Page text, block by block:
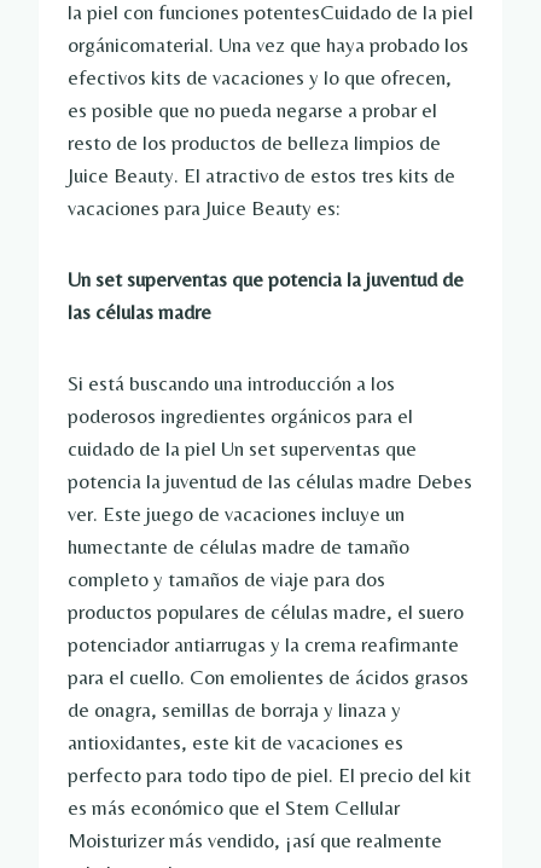
la piel con funciones potentesCuidado de la piel
orgánicomaterial. Una vez que haya probado los
efectivos kits de vacaciones y lo que ofrecen,
es posible que no pueda negarse a probar el
resto de los productos de belleza limpios de
Juice Beauty. El atractivo de estos tres kits de
vacaciones para Juice Beauty es:
Un set superventas que potencia la juventud de
las células madre
Si está buscando una introducción a los
poderosos ingredientes orgánicos para el
cuidado de la piel Un set superventas que
potencia la juventud de las células madre Debes
ver. Este juego de vacaciones incluye un
humectante de células madre de tamaño
completo y tamaños de viaje para dos
productos populares de células madre, el suero
potenciador antiarrugas y la crema reafirmante
para el cuello. Con emolientes de ácidos grasos
de onagra, semillas de borraja y linaza y
antioxidantes, este kit de vacaciones es
perfecto para todo tipo de piel. El precio del kit
es más económico que el Stem Cellular
Moisturizer más vendido, ¡así que realmente